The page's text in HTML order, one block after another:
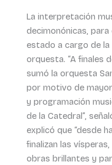
La interpretación
decimonónicas,
estado a cargo de la
orquesta. “A finales
sumó la orquesta
por motivo de
y programación
de la Catedral”,
explicó que “desde
finalizan las
obras brillantes y